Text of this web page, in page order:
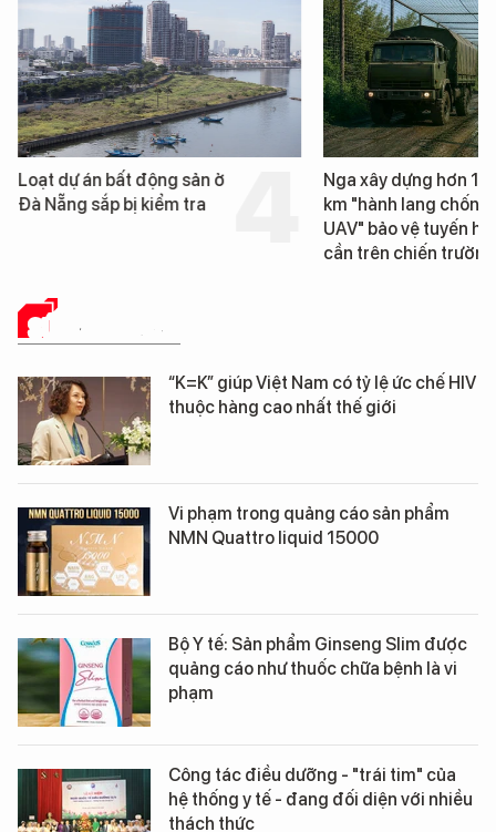
Loạt dự án bất động sản ở
Đà Nẵng sắp bị kiểm tra
Nga xây dựng hơn
km "hành lang chống
UAV" bảo vệ tuyến
cần trên chiến trường
SỨC KHỎE 24H
“K=K” giúp Việt Nam có tỷ lệ ức chế HIV
thuộc hàng cao nhất thế giới
Vi phạm trong quảng cáo sản phẩm
NMN Quattro liquid 15000
Bộ Y tế: Sản phẩm Ginseng Slim được
quảng cáo như thuốc chữa bệnh là vi
phạm
Công tác điều dưỡng - "trái tim" của
hệ thống y tế - đang đối diện với nhiều
thách thức